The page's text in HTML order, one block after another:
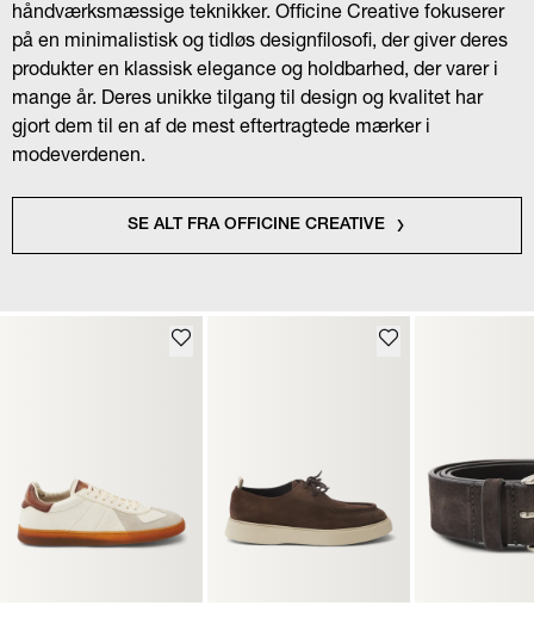
håndværksmæssige teknikker. Officine Creative fokuserer
på en minimalistisk og tidløs designfilosofi, der giver deres
produkter en klassisk elegance og holdbarhed, der varer i
mange år. Deres unikke tilgang til design og kvalitet har
gjort dem til en af de mest eftertragtede mærker i
modeverdenen.
SE ALT FRA OFFICINE CREATIVE